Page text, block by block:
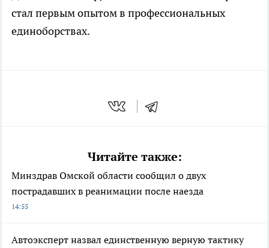
стал первым опытом в профессиональных
единоборствах.
Читайте также:
Минздрав Омской области сообщил о двух
пострадавших в реанимации после наезда
14:55
Автоэксперт назвал единственную верную тактику